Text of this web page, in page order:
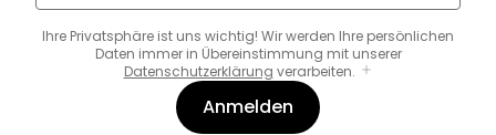
Ihre Privatsphäre ist uns wichtig! Wir werden Ihre persönlichen
Daten immer in Übereinstimmung mit unserer
Datenschutzerklärung verarbeiten.
Anmelden